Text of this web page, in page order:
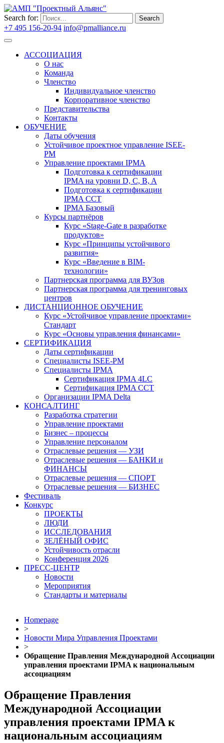
Search for: Search
+7 495 156-20-94 info@pmalliance.ru
АССОЦИАЦИЯ
О нас
Команда
Членство
Индивидуальное членство
Корпоративное членство
Представительства
Контакты
ОБУЧЕНИЕ
Даты обучения
Устойчивое проектное управление ISEE-
PM
Управление проектами IPMA
Подготовка к сертификации
IPMA на уровни D, C, B, A
Подготовка к сертификации
IPMA CCT
IPMA Базовый
Курсы партнёров
Курс «Stage-Gate в разработке
продуктов»
Курс «Принципы устойчивого
развития»
Курс «Введение в BIM-
технологии»
Партнерская программа для ВУЗов
Партнерская программа для тренинговых
центров
ДИСТАНЦИОННОЕ ОБУЧЕНИЕ
Курс «Устойчивое управление проектами»
Стандарт
Курс «Основы управления финансами»
СЕРТИФИКАЦИЯ
Даты сертификации
Специалисты ISEE-PM
Специалисты IPMA
Сертификация IPMA 4LC
Сертификация IPMA CCT
Организации IPMA Delta
КОНСАЛТИНГ
Разработка стратегии
Управление проектами
Бизнес – процессы
Управление персоналом
Отраслевые решения — УЗИ
Отраслевые решения — БАНКИ и
ФИНАНСЫ
Отраслевые решения — СПОРТ
Отраслевые решения — БИЗНЕС
Фестиваль
Конкурс
ПРОЕКТЫ
ЛЮДИ
ИССЛЕДОВАНИЯ
ЗЕЛЁНЫЙ ОФИС
Устойчивость отрасли
Конференция 2026
ПРЕСС-ЦЕНТР
Новости
Мероприятия
Стандарты и материалы
Homepage
>
Новости Мира Управления Проектами
>
Обращение Правления Международной Ассоциации
управления проектами IPMA к национальным
ассоциациям
Обращение Правления
Международной Ассоциации
управления проектами IPMA к
национальным ассоциациям